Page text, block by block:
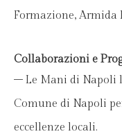
Formazione, Armida
Collaborazioni e
– Le Mani di Napoli
Comune di Napoli
eccellenze locali.